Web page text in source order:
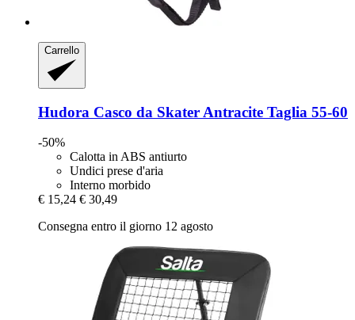
Carrello
Hudora Casco da Skater Antracite Taglia 55-​60
-50%
Calotta in ABS antiurto
Undici prese d'aria
Interno morbido
€ 15,24 € 30,49
Consegna entro il giorno 12 agosto